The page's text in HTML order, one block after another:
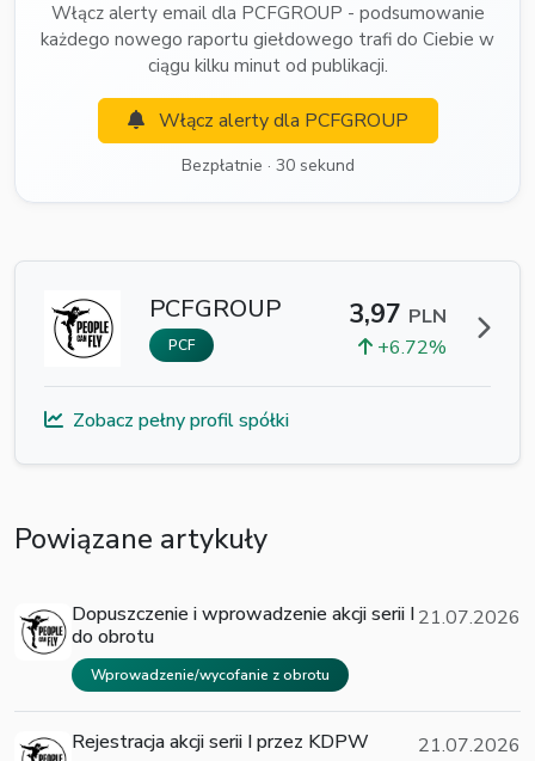
Włącz alerty email dla PCFGROUP - podsumowanie
każdego nowego raportu giełdowego trafi do Ciebie w
ciągu kilku minut od publikacji.
Włącz alerty dla PCFGROUP
Bezpłatnie · 30 sekund
PCFGROUP
PCF
3,97 PLN
+6.72%
Zobacz pełny profil spółki
Powiązane artykuły
Dopuszczenie i wprowadzenie akcji serii I
do obrotu
Wprowadzenie/wycofanie z obrotu
21.07.2026
Rejestracja akcji serii I przez KDPW 21.07.2026